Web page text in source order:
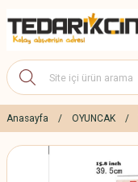
Anasayfa OYUNCAK